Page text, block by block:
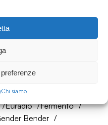
Chi siamo
Euradio
Fermento
Bender